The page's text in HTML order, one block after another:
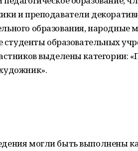
и преподаватели
образования, народные
студенты образовательных
выделены категории:
могли быть выполнены